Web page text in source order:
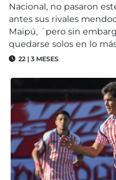
Nacional, no pasaron
antes sus rivales
Maipú, ´pero sin
quedarse solos en lo
22 | 3 MESES